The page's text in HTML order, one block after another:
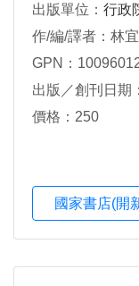
出版單位： 行政
作/編/譯者：林
GPN：
出版／創刊日期
價格：250
國家書店(開